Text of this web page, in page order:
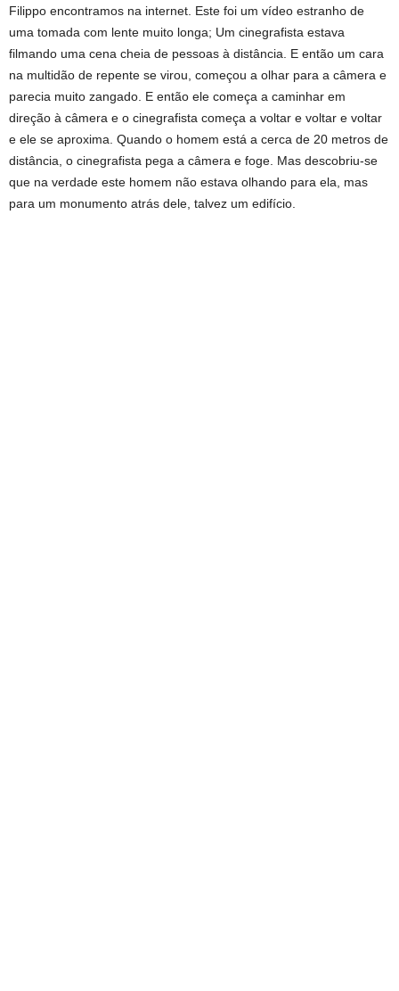
Filippo encontramos na internet. Este foi um vídeo estranho de
uma tomada com lente muito longa; Um cinegrafista estava
filmando uma cena cheia de pessoas à distância. E então um cara
na multidão de repente se virou, começou a olhar para a câmera e
parecia muito zangado. E então ele começa a caminhar em
direção à câmera e o cinegrafista começa a voltar e voltar e voltar
e ele se aproxima. Quando o homem está a cerca de 20 metros de
distância, o cinegrafista pega a câmera e foge. Mas descobriu-se
que na verdade este homem não estava olhando para ela, mas
para um monumento atrás dele, talvez um edifício.